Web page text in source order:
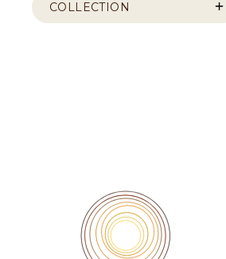
COLLECTION